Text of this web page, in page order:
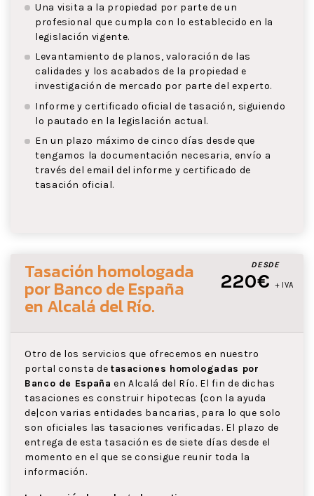
Una visita a la propiedad por parte de un
profesional que cumpla con lo establecido en la
legislación vigente.
Levantamiento de planos, valoración de las
calidades y los acabados de la propiedad e
investigación de mercado por parte del experto.
Informe y certificado oficial de tasación, siguiendo
lo pautado en la legislación actual.
En un plazo máximo de cinco días desde que
tengamos la documentación necesaria, envío a
través del email del informe y certificado de
tasación oficial.
DESDE
220€ + IVA
Tasación homologada
por Banco de España
en Alcalá del Río.
Otro de los servicios que ofrecemos en nuestro
portal consta de tasaciones homologadas por
Banco de España en Alcalá del Río. El fin de dichas
tasaciones es construir hipotecas {con la ayuda
de|con varias entidades bancarias, para lo que solo
son oficiales las tasaciones verificadas. El plazo de
entrega de esta tasación es de siete días desde el
momento en el que se consigue reunir toda la
información.